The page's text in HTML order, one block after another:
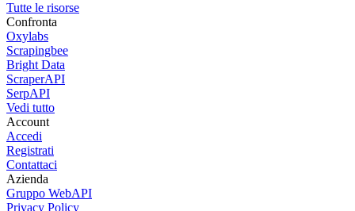
Tutte le risorse
Confronta
Oxylabs
Scrapingbee
Bright Data
ScraperAPI
SerpAPI
Vedi tutto
Account
Accedi
Registrati
Contattaci
Azienda
Gruppo WebAPI
Privacy Policy